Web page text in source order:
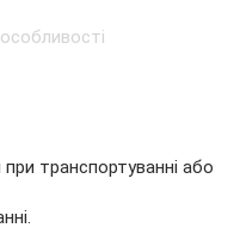
транспортуванні або